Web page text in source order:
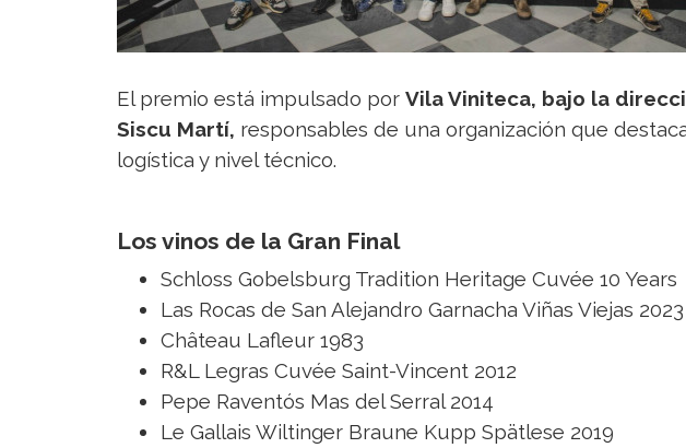
El premio está impulsado por Vila Viniteca, bajo la
Siscu Martí, responsables de una organización que
logística y nivel técnico.
Los vinos de la Gran Final
Schloss Gobelsburg Tradition Heritage Cuvée 10 Years
Las Rocas de San Alejandro Garnacha Viñas Viejas 2023
Château Lafleur 1983
R&L Legras Cuvée Saint-Vincent 2012
Pepe Raventós Mas del Serral 2014
Le Gallais Wiltinger Braune Kupp Spätlese 2019